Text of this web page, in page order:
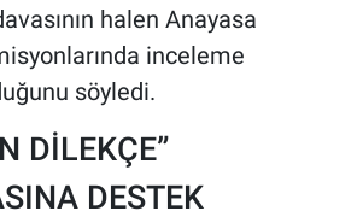
halen Anayasa
inceleme
söyledi.
DİLEKÇE”
DESTEK